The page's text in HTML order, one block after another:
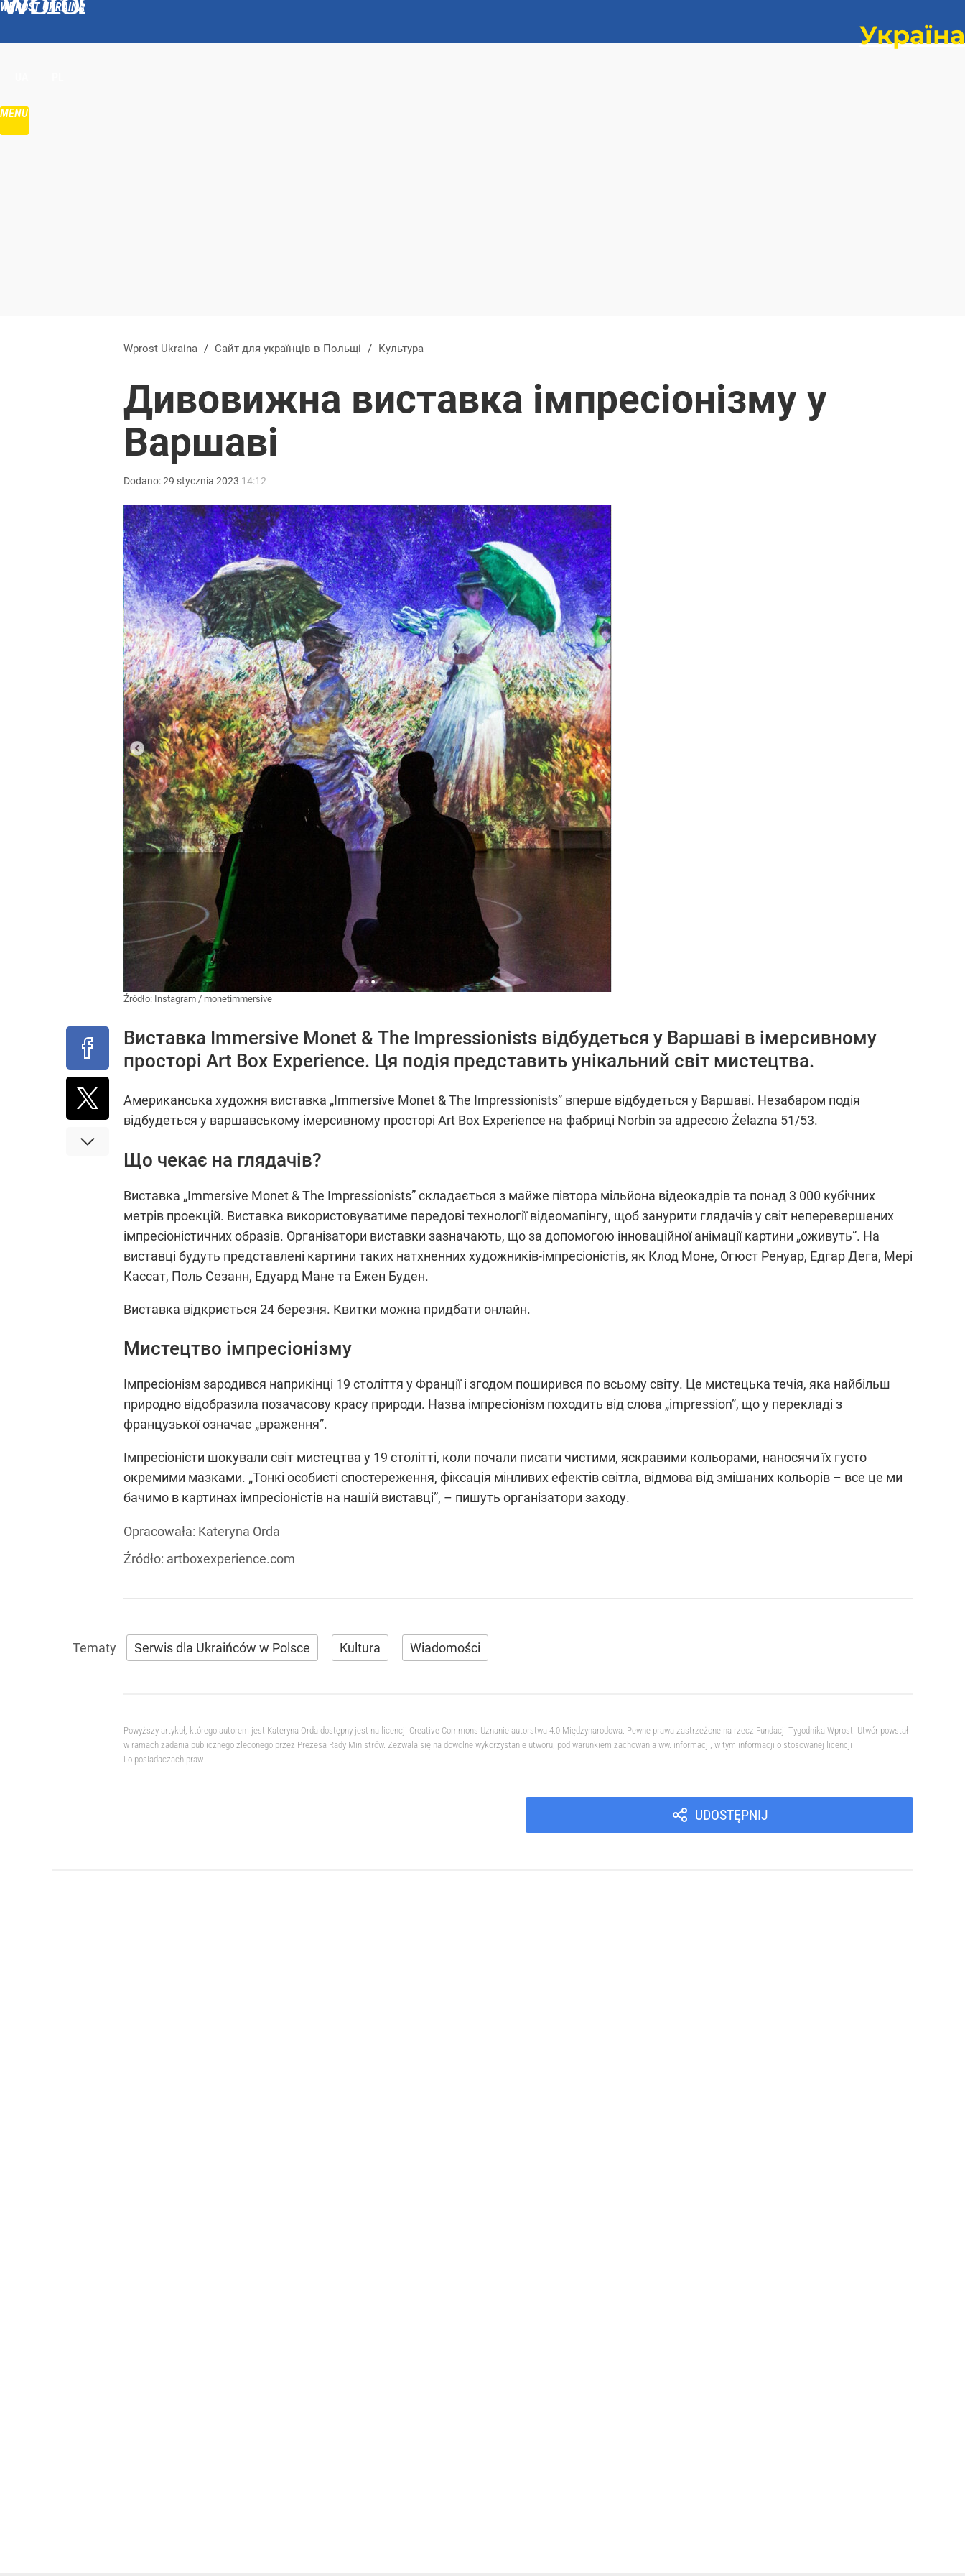
WPROST UKRAINA
MENU
Wprost Ukraina / Сайт для українців в Польщі / Культура
Дивовижна виставка імпресіонізму у
Варшаві
Dodano:29 stycznia 2023 14:12
Źródło: Instagram / monetimmersive
Виставка Immersive Monet & The Impressionists відбудеться у Варшаві в імерсивному
просторі Art Box Experience. Ця подія представить унікальний світ мистецтва.
Американська художня виставка „Immersive Monet & The Impressionists” вперше відбудеться у Варшаві. Незабаром подія
відбудеться у варшавському імерсивному просторі Art Box Experience на фабриці Norbin за адресою Żelazna 51/53.
Що чекає на глядачів?
Виставка „Immersive Monet & The Impressionists” складається з майже півтора мільйона відеокадрів та понад 3 000 кубічних
метрів проекцій. Виставка використовуватиме передові технології відеомапінгу, щоб занурити глядачів у світ неперевершених
імпресіоністичних образів. Організатори виставки зазначають, що за допомогою інноваційної анімації картини „оживуть”. На
виставці будуть представлені картини таких натхненних художників-імпресіоністів, як Клод Моне, Огюст Ренуар, Едгар Дега, Мері
Кассат, Поль Сезанн, Едуард Мане та Ежен Буден.
Виставка відкриється 24 березня. Квитки можна придбати онлайн.
Мистецтво імпресіонізму
Імпресіонізм зародився наприкінці 19 століття у Франції і згодом поширився по всьому світу. Це мистецька течія, яка найбільш
природно відобразила позачасову красу природи. Назва імпресіонізм походить від слова „impression”, що у перекладі з
французької означає „враження”.
Імпресіоністи шокували світ мистецтва у 19 столітті, коли почали писати чистими, яскравими кольорами, наносячи їх густо
окремими мазками. „Тонкі особисті спостереження, фіксація мінливих ефектів світла, відмова від змішаних кольорів – все це ми
бачимо в картинах імпресіоністів на нашій виставці”, – пишуть організатори заходу.
Opracowała: Kateryna Orda
Źródło: artboxexperience.com
Serwis dla Ukraińców w Polsce Kultura Wiadomości
Powyższy artykuł, którego autorem jest Kateryna Orda dostępny jest na licencji Creative Commons Uznanie autorstwa 4.0 Międzynarodowa. Pewne prawa zastrzeżone na rzecz Fundacji Tygodnika Wprost. Utwór powstał
w ramach zadania publicznego zleconego przez Prezesa Rady Ministrów. Zezwala się na dowolne wykorzystanie utworu, pod warunkiem zachowania ww. informacji, w tym informacji o stosowanej licencji
i o posiadaczach praw.
UDOSTĘPNIJ